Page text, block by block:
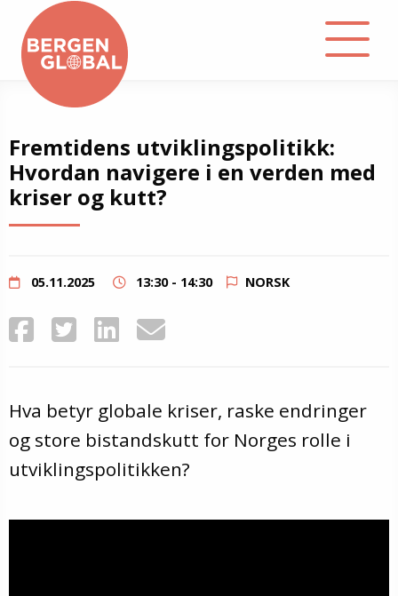
About
Events
Fremtidens utviklingspolitikk:
Hvordan navigere i en verden med
kriser og kutt?
05.11.2025 13:30 - 14:30 NORSK
Hva betyr globale kriser, raske endringer
og store bistandskutt for Norges rolle i
utviklingspolitikken?